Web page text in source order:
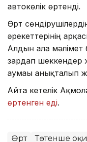
автокөлік өртенді.
Өрт
әрекеттерінің
Алдын ала
зардап шеккендер
аумағы анықталып
Айта кетелік
өртенген еді.
Өрт Төтенше